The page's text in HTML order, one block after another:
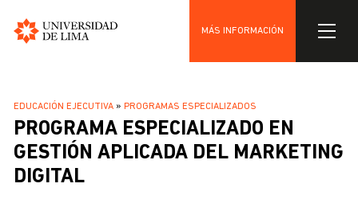
contenido
principal
MÁS INFORMACIÓN
SOBRESCRIBIR
ENLACES
DE
AYUDA
EDUCACIÓN EJECUTIVA PROGRAMAS ESPECIALIZADOS
PROGRAMA ESPECIALIZADO EN
GESTIÓN APLICADA DEL MARKETING
DIGITAL